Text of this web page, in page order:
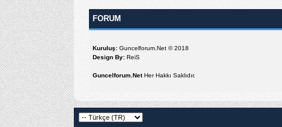
FORUM
Kuruluş: Guncelforum.Net © 2018
Design By: ReiS
Guncelforum.NetHer Hakkı Saklıdır.